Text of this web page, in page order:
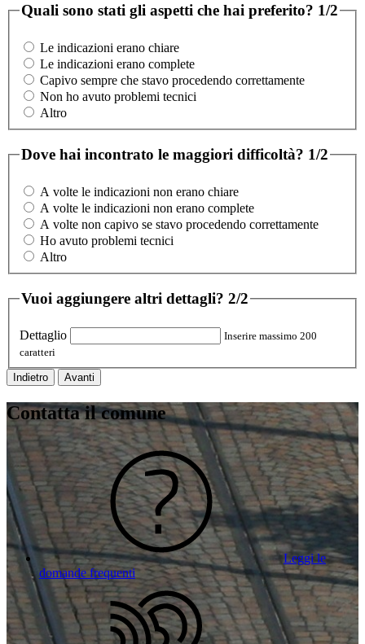
Quali sono stati gli aspetti che hai preferito? 1/2
Le indicazioni erano chiare
Le indicazioni erano complete
Capivo sempre che stavo procedendo correttamente
Non ho avuto problemi tecnici
Altro
Dove hai incontrato le maggiori difficoltà? 1/2
A volte le indicazioni non erano chiare
A volte le indicazioni non erano complete
A volte non capivo se stavo procedendo correttamente
Ho avuto problemi tecnici
Altro
Vuoi aggiungere altri dettagli? 2/2
Dettaglio
Inserire massimo 200
caratteri
Indietro Avanti
Contatta il comune
Leggi le
domande frequenti